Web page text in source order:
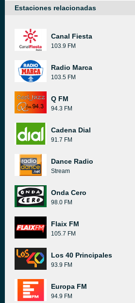
Estaciones relacionadas
Canal Fiesta
103.9 FM
Radio Marca
103.5 FM
Q FM
94.3 FM
Cadena Dial
91.7 FM
Dance Radio
Stream
Onda Cero
98.0 FM
Flaix FM
105.7 FM
Los 40 Principales
93.9 FM
Europa FM
94.9 FM